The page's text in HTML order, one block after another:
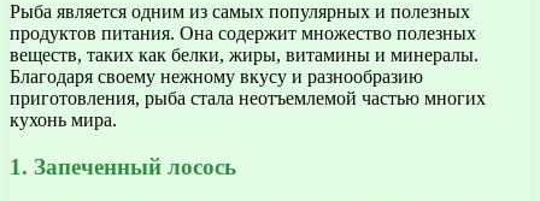
Рыба является одним из самых популярных и полезных
продуктов питания. Она содержит множество полезных
веществ, таких как белки, жиры, витамины и минералы.
Благодаря своему нежному вкусу и разнообразию
приготовления, рыба стала неотъемлемой частью многих
кухонь мира.
1. Запеченный лосось